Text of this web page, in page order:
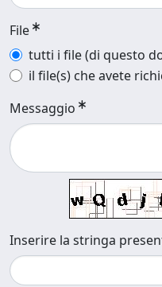
File
tutti i file (di questo
il file(s) che avete
Messaggio
Inserire la stringa